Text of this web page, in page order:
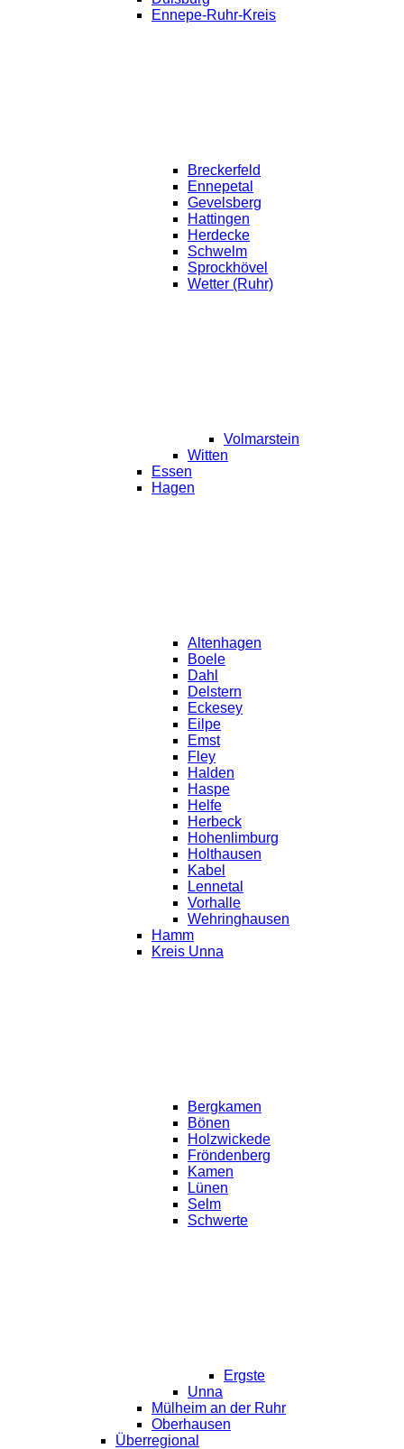
Ennepe-Ruhr-Kreis
Breckerfeld
Ennepetal
Gevelsberg
Hattingen
Herdecke
Schwelm
Sprockhövel
Wetter (Ruhr)
Volmarstein
Witten
Essen
Hagen
Altenhagen
Boele
Dahl
Delstern
Eckesey
Eilpe
Emst
Fley
Halden
Haspe
Helfe
Herbeck
Hohenlimburg
Holthausen
Kabel
Lennetal
Vorhalle
Wehringhausen
Hamm
Kreis Unna
Bergkamen
Bönen
Holzwickede
Fröndenberg
Kamen
Lünen
Selm
Schwerte
Ergste
Unna
Mülheim an der Ruhr
Oberhausen
Überregional